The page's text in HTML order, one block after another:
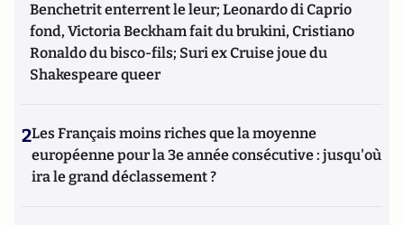
Benchetrit enterrent le leur; Leonardo di Caprio
fond, Victoria Beckham fait du brukini, Cristiano
Ronaldo du bisco-fils; Suri ex Cruise joue du
Shakespeare queer
2Les Français moins riches que la moyenne
européenne pour la 3e année consécutive : jusqu'où
ira le grand déclassement ?